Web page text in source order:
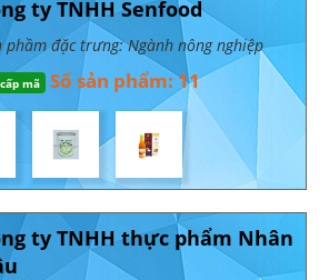
ty TNHH Senfood
phầm đặc trưng: Ngành nông nghiệp
mã Số sản phẩm: 11
ty TNHH thực phẩm Nhân